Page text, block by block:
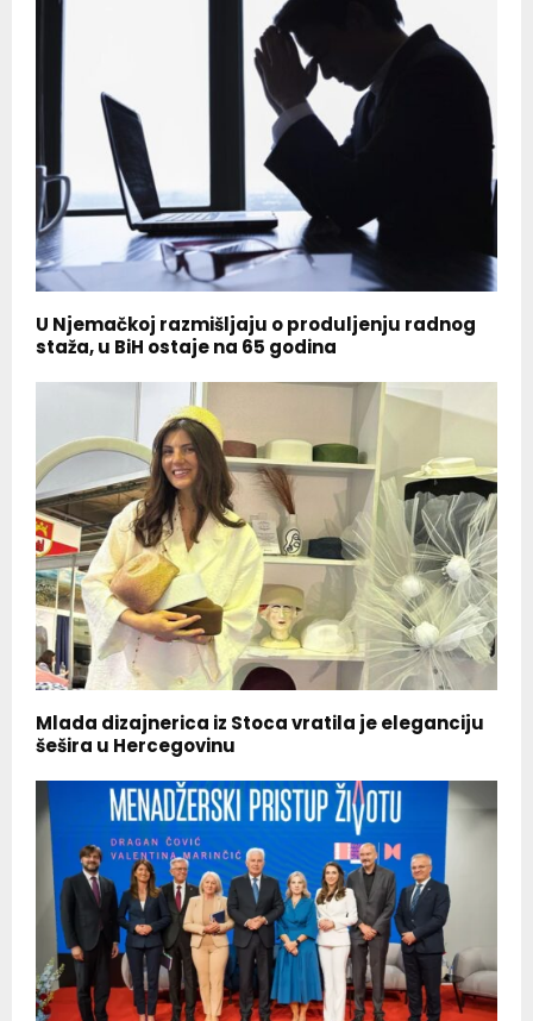
U Njemačkoj razmišljaju o produljenju radnog
staža, u BiH ostaje na 65 godina
Mlada dizajnerica iz Stoca vratila je eleganciju
šešira u Hercegovinu